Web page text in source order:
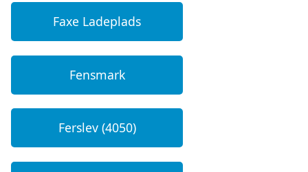
Faxe Ladeplads
Fensmark
Ferslev (4050)